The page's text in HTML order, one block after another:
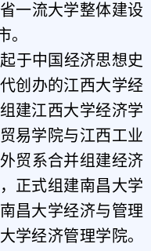
一流大学整体建设
。
于中国经济思想史
创办的江西大学经
建江西大学经济学
易学院与江西工业
贸系合并组建经济
正式组建南昌大学
昌大学经济与管理
学经济管理学院。